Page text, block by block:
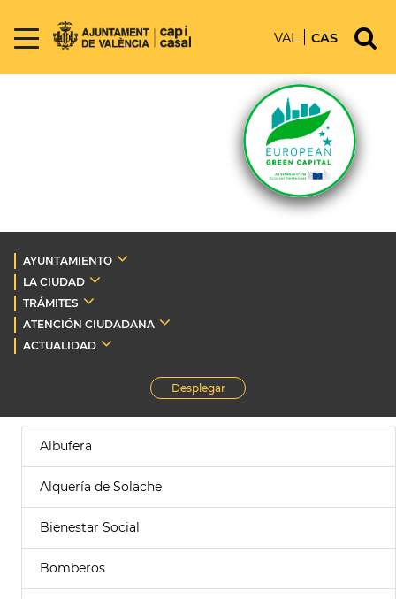
VAL CAS
AYUNTAMIENTO
LA CIUDAD
TRÁMITES
ATENCIÓN CIUDADANA
ACTUALIDAD
Desplegar
Albufera
Alquería de Solache
Bienestar Social
Bomberos